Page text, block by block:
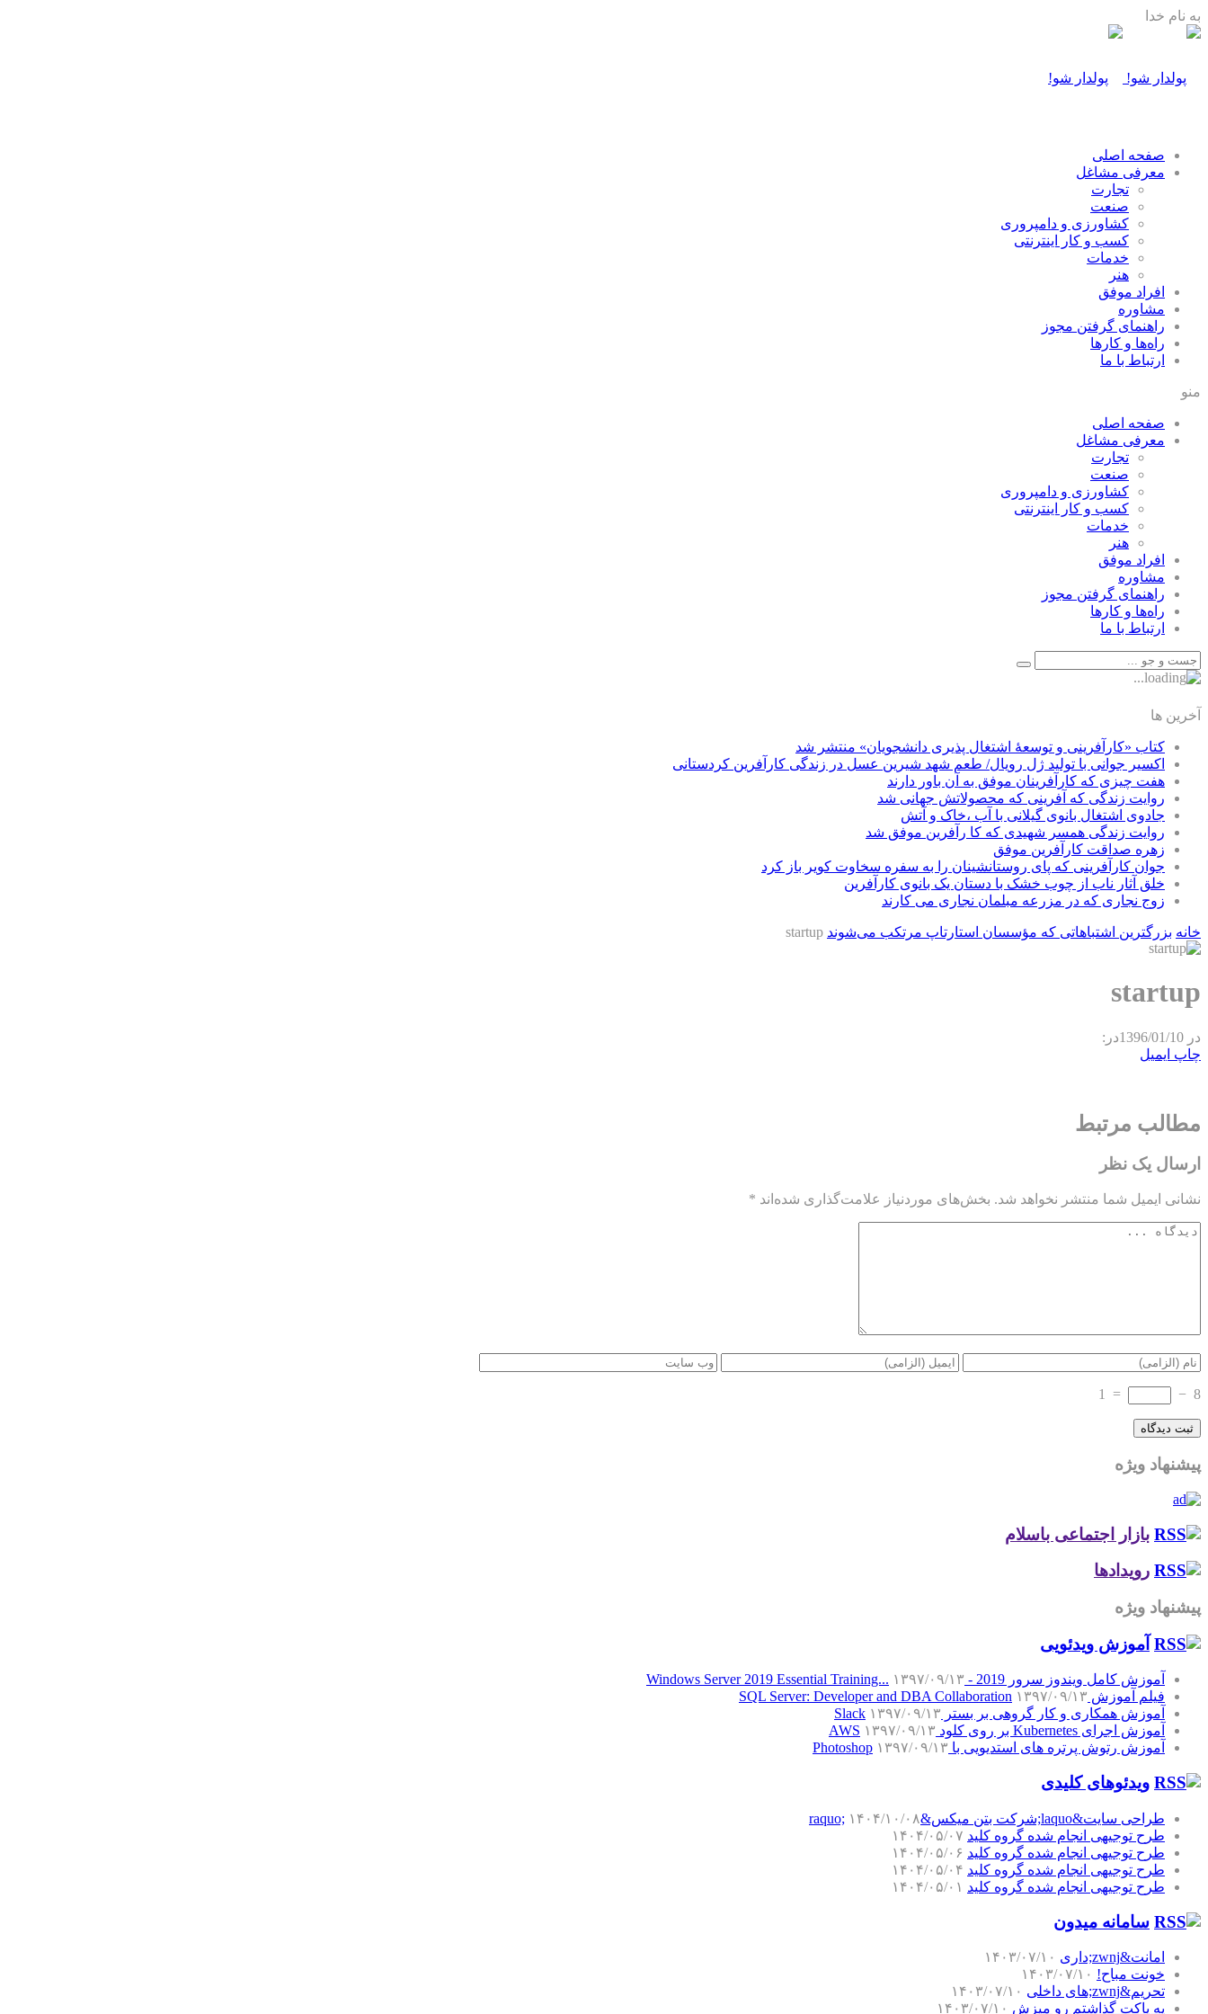
به نام خدا
صفحه اصلی
معرفی مشاغل
تجارت
صنعت
كشاورزی و دامپروری
كسب و كار اينترنتی
خدمات
هنر
افراد موفق
مشاوره
راهنمای گرفتن مجوز
راه‌ها و كارها
ارتباط با ما
منو
صفحه اصلی
معرفی مشاغل
تجارت
صنعت
كشاورزی و دامپروری
كسب و كار اينترنتی
خدمات
هنر
افراد موفق
مشاوره
راهنمای گرفتن مجوز
راه‌ها و كارها
ارتباط با ما
آخرین ها
کتاب «کارآفرینی و توسعۀ اشتغال پذیری دانشجویان» منتشر شد
اکسیر جوانی با تولید ژل رویال/ طعم شهد شیرین عسل‌ در زندگی کارآفرین کردستانی
هفت چیزی که کارآفرینان موفق به آن باور دارند
روایت زندگی که آفرینی که محصولاتش جهانی شد
جادوی اشتغال بانوی گیلانی با آب ،خاک و آتش
روایت زندگی همسر شهیدی که کا رآفرین موفق شد
زهره صداقت کارآفرین موفق
جوان کارآفرینی که پای روستانشینان را به سفره سخاوت کویر باز کرد
خلق آثار ناب از چوب خشک با دستان یک بانوی کارآفرین
زوج نجاری که در مزرعه مبلمان نجاری می کارند
خانه بزرگترین اشتباهاتی که مؤسسان استارتاپ‌ مرتکب می‌شوند startup
startup
در 1396/01/10در:
چاپ ایمیل
مطالب مرتبط
ارسال یک نظر
نشانی ایمیل شما منتشر نخواهد شد. بخش‌های موردنیاز علامت‌گذاری شده‌اند *
8
−
=
1
پیشنهاد ویژه
بازار اجتماعی باسلام
رویدادها
پیشنهاد ویژه
آموزش‌ ویدئویی
آموزش کامل ویندوز سرور 2019 - Windows Server 2019 Essential Training...
۱۳۹۷/۰۹/۱۳
فیلم آموزش SQL Server: Developer and DBA Collaboration ۱۳۹۷/۰۹/۱۳
آموزش همکاری و کار گروهی بر بستر Slack ۱۳۹۷/۰۹/۱۳
آموزش اجرای Kubernetes بر روی کلود AWS
۱۳۹۷/۰۹/۱۳
آموزش رتوش پرتره های استدیویی با Photoshop ۱۳۹۷/۰۹/۱۳
ویدئوهای کلیدی
طراحی سایت&laquo;شرکت بتن میکس&raquo;
۱۴۰۴/۱۰/۰۸
طرح توجیهی انجام شده گروه کلید ۱۴۰۴/۰۵/۰۷
طرح توجیهی انجام شده گروه کلید ۱۴۰۴/۰۵/۰۶
طرح توجیهی انجام شده گروه کلید ۱۴۰۴/۰۵/۰۴
طرح توجیهی انجام شده گروه کلید ۱۴۰۴/۰۵/۰۱
سامانه میدون
امانت&zwnj;داری
۱۴۰۳/۰۷/۱۰
خونت مباح! ۱۴۰۳/۰۷/۱۰
تحریم&zwnj;های داخلی
۱۴۰۳/۰۷/۱۰
یه پاکت گذاشتم رو میزش ۱۴۰۳/۰۷/۱۰